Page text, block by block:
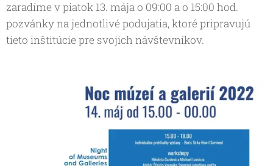
zaradíme v piatok 13. mája o 09:00 a o 15:00 hod.
pozvánky na jednotlivé podujatia, ktoré pripravujú
tieto inštitúcie pre svojich návštevníkov.